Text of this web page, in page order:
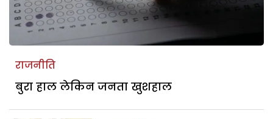
राजनीति
बुरा हाल लेकिन जनता खुशहाल